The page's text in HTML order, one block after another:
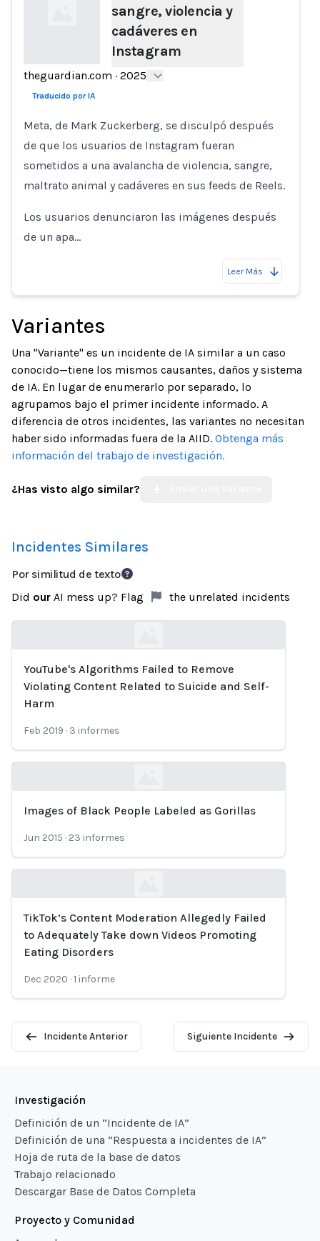
Loading...
sangre, violencia y
cadáveres en
Instagram
theguardian.com · 2025
Traducido por IA
Meta, de Mark Zuckerberg, se disculpó después
de que los usuarios de Instagram fueran
sometidos a una avalancha de violencia, sangre,
maltrato animal y cadáveres en sus feeds de Reels.
Los usuarios denunciaron las imágenes después
de un apa…
Leer Más
Variantes
Una "Variante" es un incidente de IA similar a un caso
conocido—tiene los mismos causantes, daños y sistema
de IA. En lugar de enumerarlo por separado, lo
agrupamos bajo el primer incidente informado. A
diferencia de otros incidentes, las variantes no necesitan
haber sido informadas fuera de la AIID. Obtenga más
información del trabajo de investigación.
¿Has visto algo similar?
Incidentes Similares
Por similitud de texto
Did our AI mess up? Flag the unrelated incidents
Loading...
YouTube's Algorithms Failed to Remove
Violating Content Related to Suicide and Self-
Harm
Feb 2019 · 3 informes
Loading...
Images of Black People Labeled as Gorillas
Jun 2015 · 23 informes
Loading...
TikTok’s Content Moderation Allegedly Failed
to Adequately Take down Videos Promoting
Eating Disorders
Dec 2020 ·1 informe
Incidente Anterior Siguiente Incidente
Investigación
Definición de un “Incidente de IA”
Definición de una “Respuesta a incidentes de IA”
Hoja de ruta de la base de datos
Trabajo relacionado
Descargar Base de Datos Completa
Proyecto y Comunidad